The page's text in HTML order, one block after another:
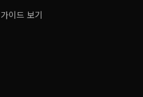
이드 보기